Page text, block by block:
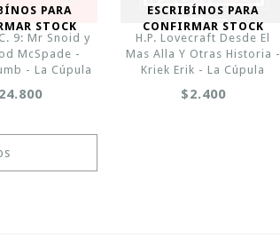
PARA
STOCK
9: Mr Snoid y
McSpade -
- La Cúpula
ESCRIBÍNOS PARA
CONFIRMAR STOCK
H.P. Lovecraft Desde El
Mas Alla Y Otras Historia -
Kriek Erik - La Cúpula
$2.400